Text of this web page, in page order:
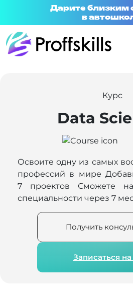
Дарите близким
в
Курс
Data
Освоите одну из самых
профессий в мире
7 проектов Сможете
специальности через 7
Записаться на
Получить